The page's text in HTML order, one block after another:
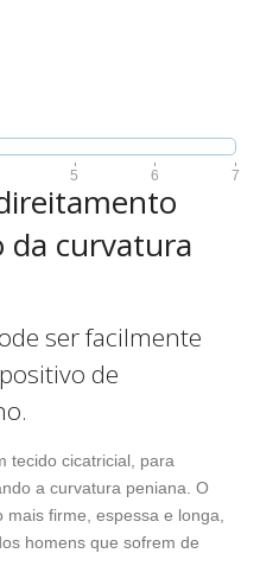
5 6 7
da curvatura
ser facilmente
de
tecido cicatricial, para
a curvatura peniana. O
mais firme, espessa e longa,
homens que sofrem de